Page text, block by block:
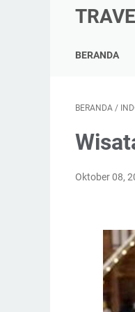
BERANDA
BERANDA /
Oktober 08,